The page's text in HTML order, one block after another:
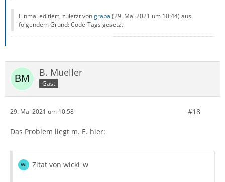
Einmal editiert, zuletzt vongraba (29. Mai 2021 um 10:44) aus
folgendem Grund: Code-Tags gesetzt
B. Mueller
Gast
29. Mai 2021 um 10:58 #18
Das Problem liegt m. E. hier:
Zitat von wicki_w